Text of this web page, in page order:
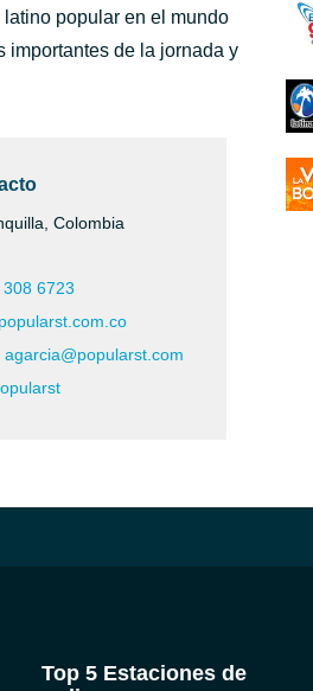
hace 45 minutos
popular en el mundo
importantes de la jornada y
Colombia
308 6723
popularst.com.co
agarcia@popularst.com
Top 5 Estaciones de